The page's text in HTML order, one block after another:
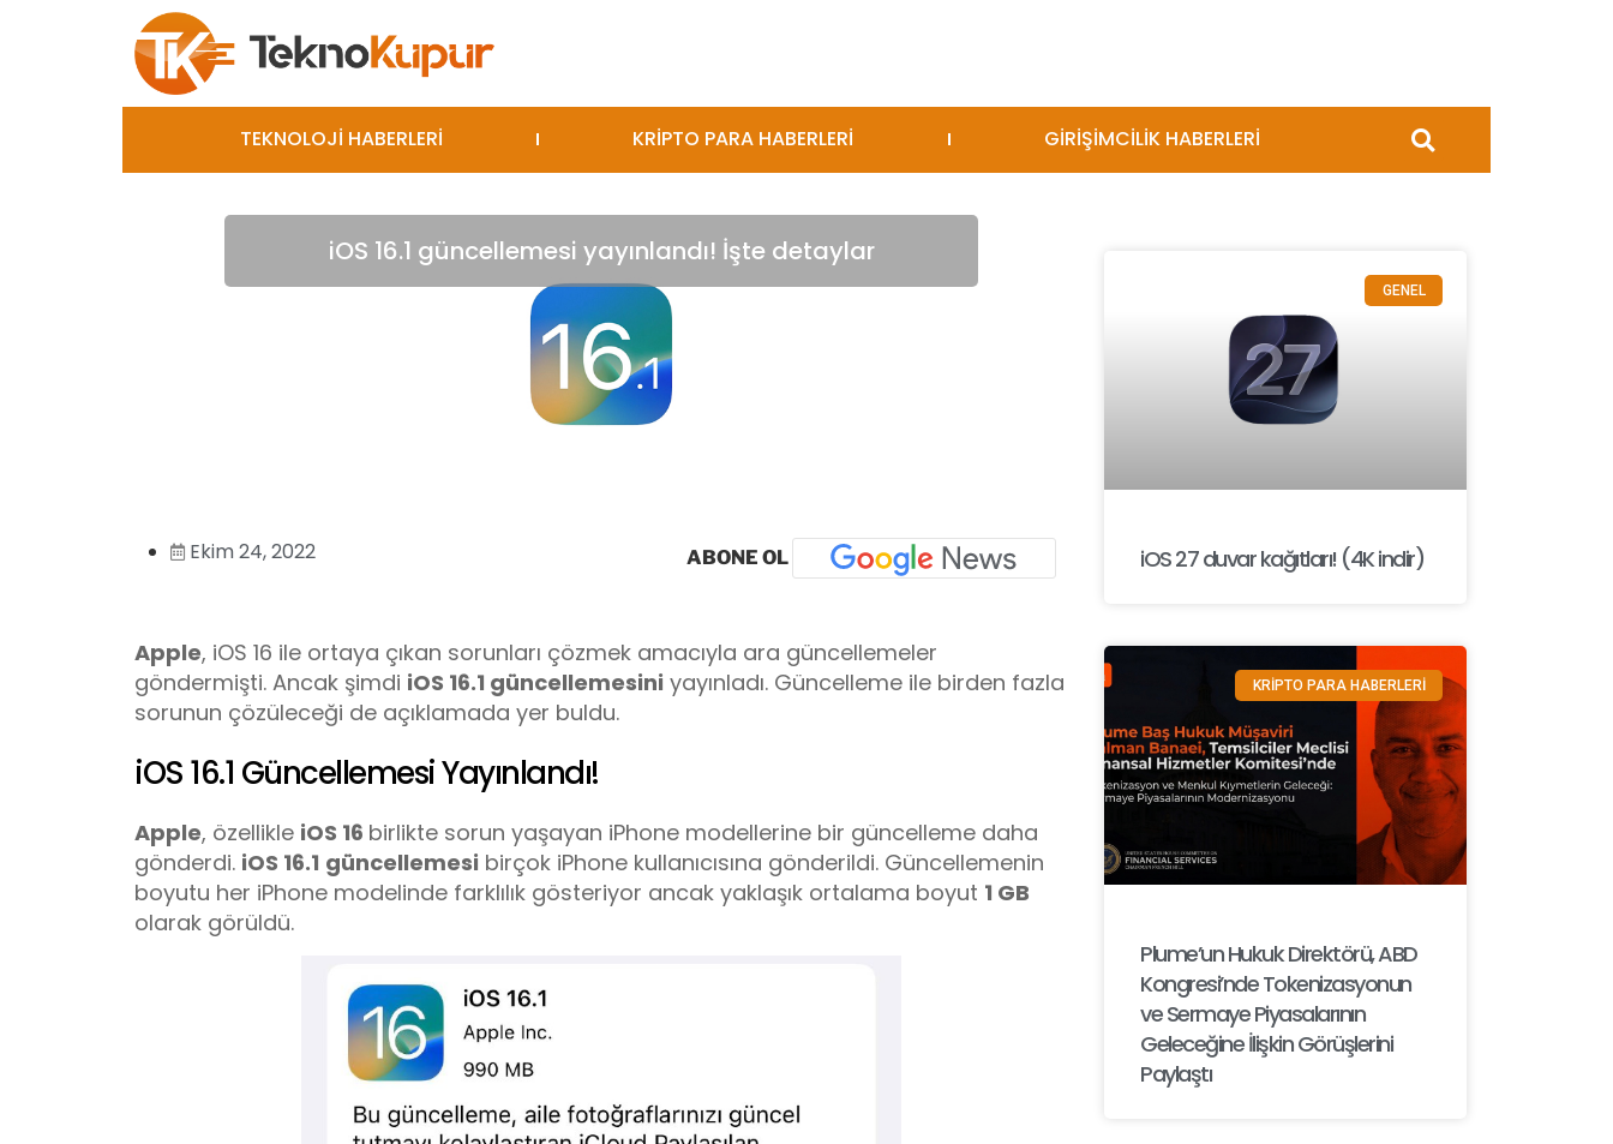
TEKNOLOJİ HABERLERİ KRİPTO PARA HABERLERİ GİRİŞİMCİLİK HABERLERİ
iOS 16.1 güncellemesi yayınlandı! İşte detaylar
Ekim 24, 2022 ABONE OL
Apple, iOS 16 ile ortaya çıkan sorunları çözmek amacıyla ara güncellemeler
göndermişti. Ancak şimdi iOS 16.1 güncellemesini yayınladı. Güncelleme ile birden fazla
sorunun çözüleceği de açıklamada yer buldu.
iOS 16.1 Güncellemesi Yayınlandı!
Apple, özellikle iOS 16 birlikte sorun yaşayan iPhone modellerine bir güncelleme daha
gönderdi. iOS 16.1 güncellemesi birçok iPhone kullanıcısına gönderildi. Güncellemenin
boyutu her iPhone modelinde farklılık gösteriyor ancak yaklaşık ortalama boyut 1 GB
olarak görüldü.
GENEL
iOS 27 duvar kağıtları! (4K indir)
KRİPTO PARA HABERLERİ
Plume’un Hukuk Direktörü, ABD
Kongresi’nde Tokenizasyonun
ve Sermaye Piyasalarının
Geleceğine İlişkin Görüşlerini
Paylaştı